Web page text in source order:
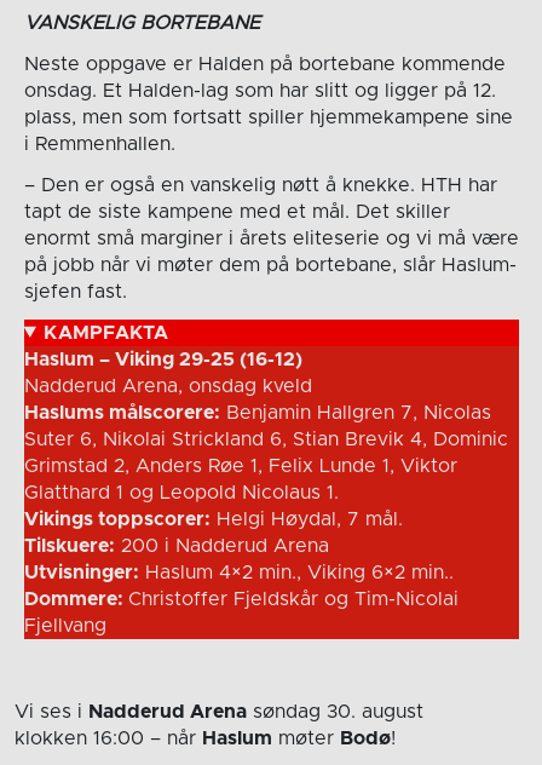
VANSKELIG BORTEBANE
Neste oppgave er Halden på bortebane kommende
onsdag. Et Halden-lag som har slitt og ligger på 12.
plass, men som fortsatt spiller hjemmekampene sine
i Remmenhallen.
– Den er også en vanskelig nøtt å knekke. HTH har
tapt de siste kampene med et mål. Det skiller
enormt små marginer i årets eliteserie og vi må være
på jobb når vi møter dem på bortebane, slår Haslum-
sjefen fast.
KAMPFAKTA
Haslum – Viking 29-25 (16-12)
Nadderud Arena, onsdag kveld
Haslums målscorere: Benjamin Hallgren 7, Nicolas
Suter 6, Nikolai Strickland 6, Stian Brevik 4, Dominic
Grimstad 2, Anders Røe 1, Felix Lunde 1, Viktor
Glatthard 1 og Leopold Nicolaus 1.
Vikings toppscorer: Helgi Høydal, 7 mål.
Tilskuere: 200 i Nadderud Arena
Utvisninger: Haslum 4×2 min., Viking 6×2 min..
Dommere: Christoffer Fjeldskår og Tim-Nicolai
Fjellvang
Vi ses i Nadderud Arena søndag 30. august
klokken 16:00 – når Haslum møter Bodø!